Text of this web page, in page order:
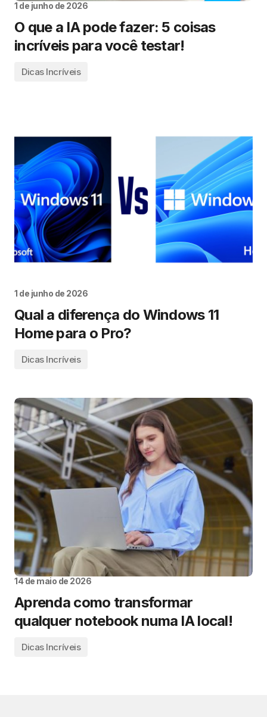
1 de junho de 2026
O que a IA pode fazer: 5 coisas
incríveis para você testar!
Dicas Incríveis
1 de junho de 2026
Qual a diferença do Windows 11
Home para o Pro?
Dicas Incríveis
14 de maio de 2026
Aprenda como transformar
qualquer notebook numa IA local!
Dicas Incríveis